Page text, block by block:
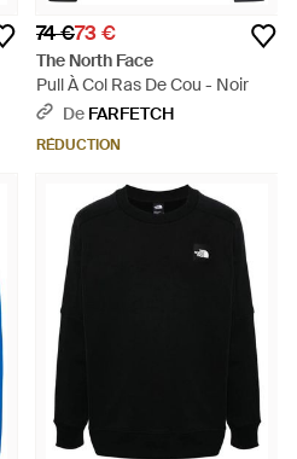
74 €73 €
The North Face
Pull À Col Ras De Cou - Noir
De FARFETCH
RÉDUCTION